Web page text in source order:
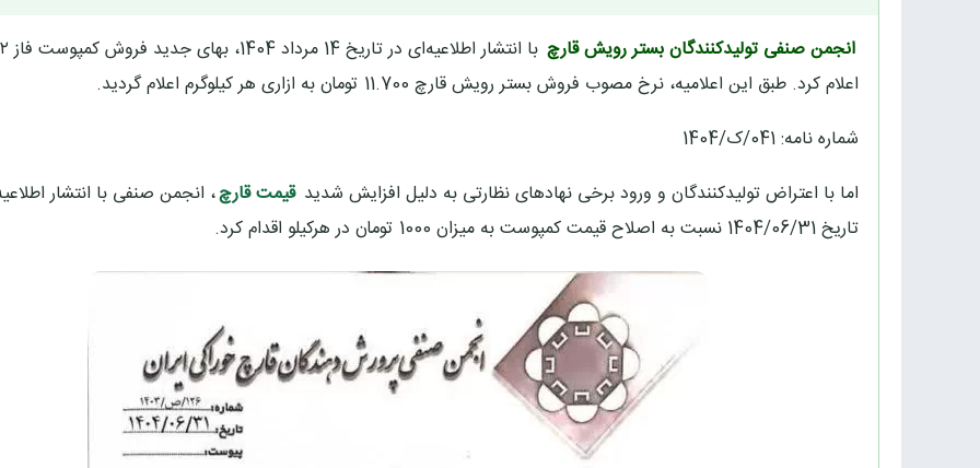
انجمن صنفی تولیدکنندگان بستر رویش قارچ
اعلام کرد. طبق این اعلامیه، نرخ مصوب فروش بستر رویش قارچ 11.700 تومان به ازاری هر کیلوگرم اعلام گردید.
شماره نامه: 041/ک/1404
اما با اعتراض تولیدکنندگان و ورود برخی نهادهای نظارتی به دلیل افزایش شدید قیمت قارچ، انجمن صنفی با انتشار
تاریخ 1404/06/31 نسبت به اصلاح قیمت کمپوست به میزان 1000 تومان در هرکیلو اقدام کرد.